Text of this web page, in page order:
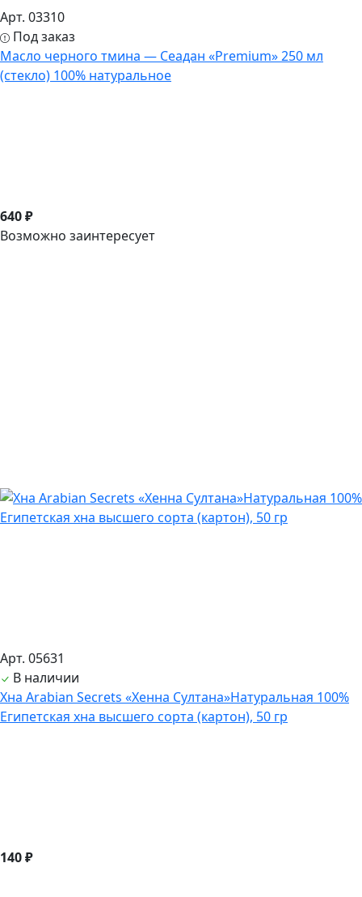
Арт. 03310
Под заказ
Масло черного тмина — Сеадан «Premium» 250 мл
(стекло) 100% натуральное
640 ₽
Возможно заинтересует
Арт. 05631
В наличии
Хна Arabian Secrets «Хенна Султана»Натуральная 100%
Египетская хна высшего сорта (картон), 50 гр
140 ₽